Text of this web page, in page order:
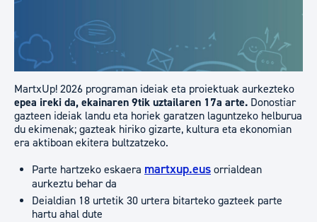
MartxUp! 2026 programan ideiak eta proiektuak aurkezteko
epea ireki da, ekainaren 9tik uztailaren 17a arte. Donostiar
gazteen ideiak landu eta horiek garatzen laguntzeko helburua
du ekimenak; gazteak hiriko gizarte, kultura eta ekonomian
era aktiboan ekitera bultzatzeko.
Parte hartzeko eskaera martxup.eus orrialdean
aurkeztu behar da
Deialdian 18 urtetik 30 urtera bitarteko gazteek parte
hartu ahal dute